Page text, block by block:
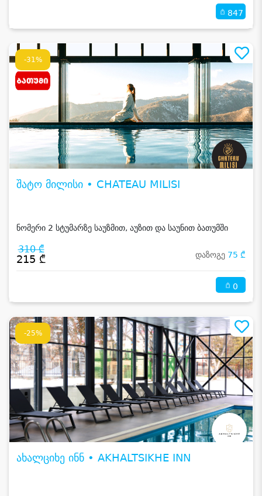
847
-31%
შატო მილისი • CHATEAU MILISI
ნომერი 2 სტუმარზე საუზმით, აუზით და საუნით ბათუმში
310 ₾
215 ₾ დაზოგე 75 ₾
0
-25%
ახალციხე ინნ • AKHALTSIKHE INN